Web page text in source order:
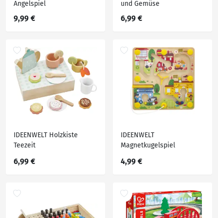
Angelspiel
9,99 €
und Gemüse
6,99 €
IDEENWELT Holzkiste
Teezeit
6,99 €
IDEENWELT
Magnetkugelspiel
4,99 €